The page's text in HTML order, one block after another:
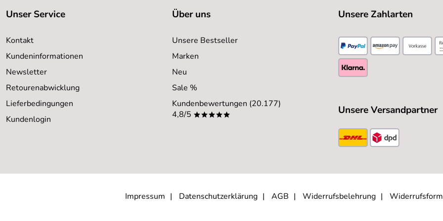
Unser Service
Kontakt
Kundeninformationen
Newsletter
Retourenabwicklung
Lieferbedingungen
Kundenlogin
Über uns
Unsere Bestseller
Marken
Neu
Sale %
Kundenbewertungen (20.177)
4,8/5 *****
Unsere Zahlarten
Unsere Versandpartner
Impressum Datenschutzerklärung AGB Widerrufsbelehrung